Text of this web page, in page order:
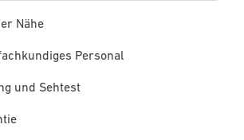
Nähe
Personal
und Sehtest